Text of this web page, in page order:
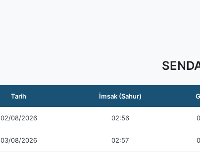
Tarih İmsak (Sahur)
02/08/2026 02:56
03/08/2026 02:57